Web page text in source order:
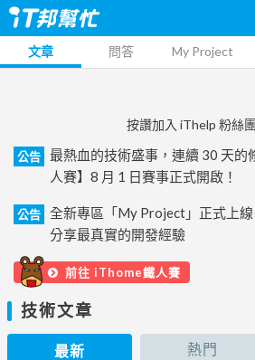
文章 問答 My Project
按讚加入 iThelp 粉絲
公告
最熱血的技術盛事，連續 30 天的
人賽】8 月 1 日賽事正式開啟！
公告
全新專區「My Project」正式上線
分享最真實的開發經驗
前往 iThome鐵人賽
技術文章
最新 熱門